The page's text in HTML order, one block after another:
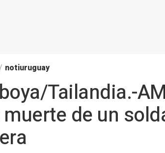
notiuruguay
Tailandia.-
de un